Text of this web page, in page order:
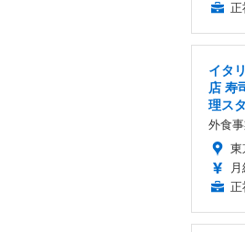
正
イタ
店 寿
理ス
外食
東
正